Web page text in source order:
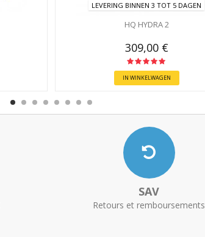
LEVERING BINNEN 3 TOT 5 DAGEN
HQ HYDRA 2
309,00 €
IN WINKELWAGEN
SAV
Retours et remboursements